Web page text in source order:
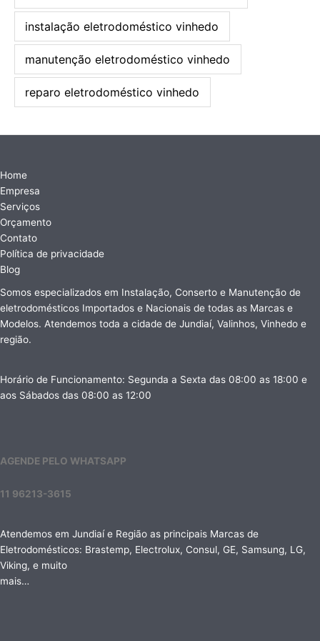
instalação eletrodoméstico vinhedo
manutenção eletrodoméstico vinhedo
reparo eletrodoméstico vinhedo
Home
Empresa
Serviços
Orçamento
Contato
Política de privacidade
Blog
Somos especializados em Instalação, Conserto e Manutenção de
eletrodomésticos Importados e Nacionais de todas as Marcas e
Modelos. Atendemos toda a cidade de Jundiaí, Valinhos, Vinhedo e
região.
Horário de Funcionamento: Segunda a Sexta das 08:00 as 18:00 e
aos Sábados das 08:00 as 12:00
AGENDE PELO WHATSAPP
11 96213-3615
Atendemos em Jundiaí e Região as principais Marcas de
Eletrodomésticos: Brastemp, Electrolux, Consul, GE, Samsung, LG,
Viking, e muito
mais…